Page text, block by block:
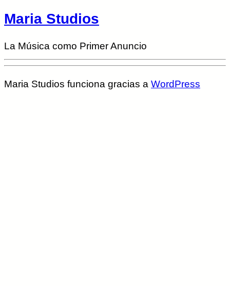
Maria Studios
La Música como Primer Anuncio
Maria Studios funciona gracias a WordPress